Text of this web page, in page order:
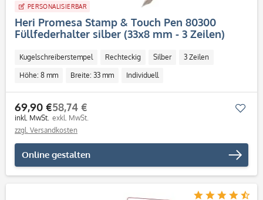
PERSONALISIERBAR
Heri Promesa Stamp & Touch Pen 80300
Füllfederhalter silber (33x8 mm - 3 Zeilen)
Kugelschreiberstempel Rechteckig Silber 3 Zeilen
Höhe: 8 mm Breite: 33 mm Individuell
69,90 €
inkl. MwSt.
58,74 €
exkl. MwSt.
zzgl. Versandkosten
Online gestalten